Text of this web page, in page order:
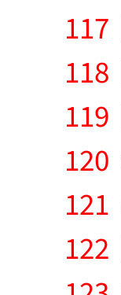
117
118
119
120
121
122